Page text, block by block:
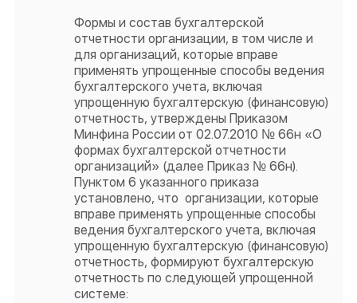
Формы и состав бухгалтерской
отчетности организации, в том числе и
для организаций, которые вправе
применять упрощенные способы ведения
бухгалтерского учета, включая
упрощенную бухгалтерскую (финансовую)
отчетность, утверждены Приказом
Минфина России от 02.07.2010 № 66н «О
формах бухгалтерской отчетности
организаций» (далее Приказ № 66н).
Пунктом 6 указанного приказа
установлено, что организации, которые
вправе применять упрощенные способы
ведения бухгалтерского учета, включая
упрощенную бухгалтерскую (финансовую)
отчетность, формируют бухгалтерскую
отчетность по следующей упрощенной
системе: